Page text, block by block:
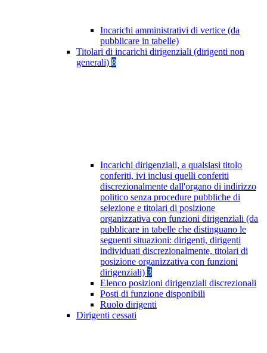
Incarichi amministrativi di vertice (da
pubblicare in tabelle)
Titolari di incarichi dirigenziali (dirigenti non
generali) 8
Incarichi dirigenziali, a qualsiasi titolo
conferiti, ivi inclusi quelli conferiti
discrezionalmente dall'organo di indirizzo
politico senza procedure pubbliche di
selezione e titolari di posizione
organizzativa con funzioni dirigenziali (da
pubblicare in tabelle che distinguano le
seguenti situazioni: dirigenti, dirigenti
individuati discrezionalmente, titolari di
posizione organizzativa con funzioni
dirigenziali) 3
Elenco posizioni dirigenziali discrezionali
Posti di funzione disponibili
Ruolo dirigenti
Dirigenti cessati